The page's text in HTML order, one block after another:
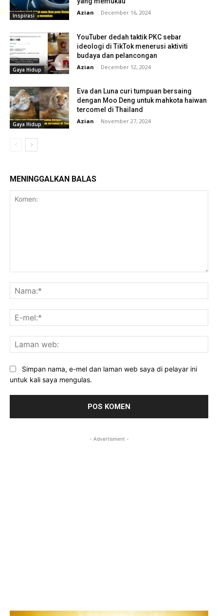
Inspirasi Azian - December 16, 2024
Gaya Hidup
YouTuber dedah taktik PKC sebar
ideologi di TikTok menerusi aktiviti
budaya dan pelancongan
Azian - December 12, 2024
Gaya Hidup
Eva dan Luna curi tumpuan bersaing
dengan Moo Deng untuk mahkota haiwan
tercomel di Thailand
Azian - November 27, 2024
MENINGGALKAN BALAS
Simpan nama, e-mel dan laman web saya di pelayar ini
untuk kali saya mengulas.
- Advertisment -